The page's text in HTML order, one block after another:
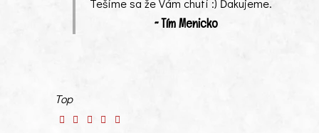
~ Tím Menicko
Top